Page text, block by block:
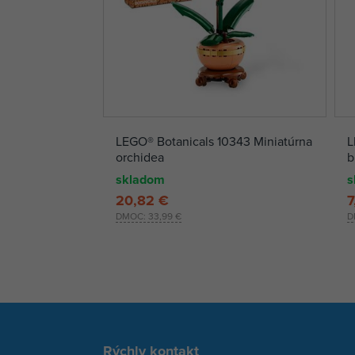
LEGO® Botanicals 10343 Miniatúrna
orchidea
skladom
DMOC: 33,99 €
20,82 €
Rýchly kontakt